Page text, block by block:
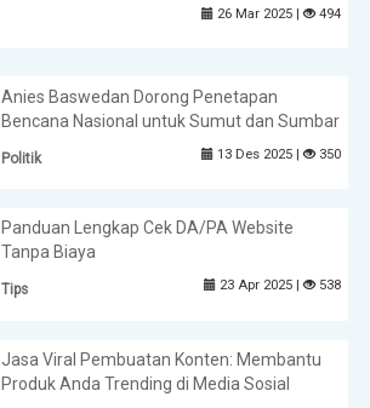
26 Mar 2025 | 494
Anies Baswedan Dorong Penetapan
Bencana Nasional untuk Sumut dan Sumbar
Politik 13 Des 2025 | 350
Panduan Lengkap Cek DA/PA Website
Tanpa Biaya
Tips 23 Apr 2025 | 538
Jasa Viral Pembuatan Konten: Membantu
Produk Anda Trending di Media Sosial